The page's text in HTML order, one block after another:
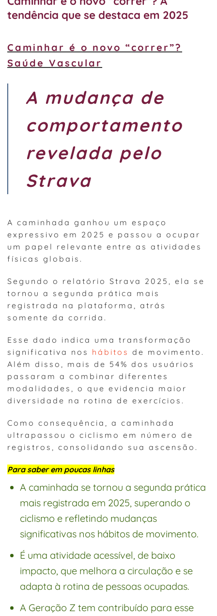
tendência que se destaca em 2025
Caminhar é o novo “correr”?
Saúde Vascular
A mudança de
comportamento
revelada pelo
Strava
A caminhada ganhou um espaço
expressivo em 2025 e passou a ocupar
um papel relevante entre as atividades
físicas globais.
Segundo o relatório Strava 2025, ela se
tornou a segunda prática mais
registrada na plataforma, atrás
somente da corrida.
Esse dado indica uma transformação
significativa nos hábitos de movimento.
Além disso, mais de 54% dos usuários
passaram a combinar diferentes
modalidades, o que evidencia maior
diversidade na rotina de exercícios.
Como consequência, a caminhada
ultrapassou o ciclismo em número de
registros, consolidando sua ascensão.
Para saber em poucas linhas
A caminhada se tornou a segunda prática
mais registrada em 2025, superando o
ciclismo e refletindo mudanças
significativas nos hábitos de movimento.
É uma atividade acessível, de baixo
impacto, que melhora a circulação e se
adapta à rotina de pessoas ocupadas.
A Geração Z tem contribuído para esse